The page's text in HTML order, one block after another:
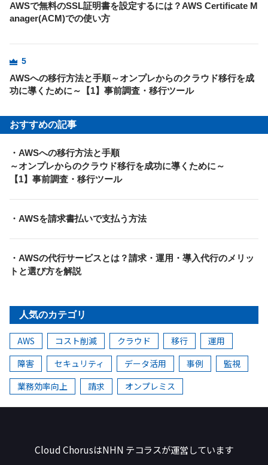
AWSで無料のSSL証明書を設定するには？AWS Certificate M
anager(ACM)での使い方
5
AWSへの移行方法と手順～オンプレからのクラウド移行を成
功に導くために～【1】事前調査・移行ツール
おすすめの記事
・AWSへの移行方法と手順
～オンプレからのクラウド移行を成功に導くために～
【1】事前調査・移行ツール
・AWSを請求書払いで支払う方法
・AWSの代行サービスとは？請求・運用・導入代行のメリッ
トと選び方を解説
人気のカテゴリ
AWS コスト削減 クラウド 移行
運用
障害
セキュリティ データ活用 事例
監視
業務効率向上
請求 オンプレミス
Cloud ChorusはNHN テコラスが運営しています